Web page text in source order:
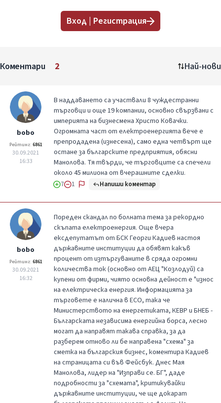
Вход | Регистрация
Коментари 2 Най-нови
bobo
Рейтинг: 6861
30.09.2021
16:33
В наддаването са участвали 8 чуждестранни
търговци и още 19 компании, основно свързвани с
империята на бизнесмена Христо Ковачки.
Огромната част от електроенергията вече е
препродадена (изнесена), само една четвърт ще
остане за българските предприятия, обясни
Манолова. Тя твърди, че търговците са спечели
около 45 милиона от вчерашните сделки.
7 1 Напиши коментар
bobo
Рейтинг: 6861
30.09.2021
16:32
Пореден скандал по болната тема за рекордно
скъпата електроенергия. Още вчера
ексдепутатът от БСК Георги Кадиев настоя
държавните институции да обявят какъв
процент от изтъргуваните в сряда огромни
количества ток (основно от АЕЦ "Козлодуй) са
купени от фирми, чиято основна дейност е "износ
на електрическа енергия. Информацията за
търговете е налична в ЕСО, така че
Министерството на енергетиката, КЕВР и БНЕБ -
Българската независима енергийна борса, лесно
могат да направят такава справка, за да
разберем отново ли бе направена "схема" за
сметка на българския бизнес, коментира Кадиев
на страницата си във Фейсбук. Днес Мая
Манолова, лидер на "Изправи се. БГ", даде
подробности за "схемата", критикувайки
държавните институции, че ще докарат